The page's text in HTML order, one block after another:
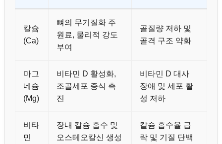
칼슘
(Ca)
뼈의 무기질화 주
원료, 물리적 강도
부여
골질량 저하 및
골격 구조 약화
마그
네슘
(Mg)
비타민 D 활성화,
조골세포 증식 촉
진
비타민 D 대사
장애 및 세포 활
성 저하
비타
민
장내 칼슘 흡수 및
오스테오칼신 생성
칼슘 흡수율 급
락 및 기질 단백